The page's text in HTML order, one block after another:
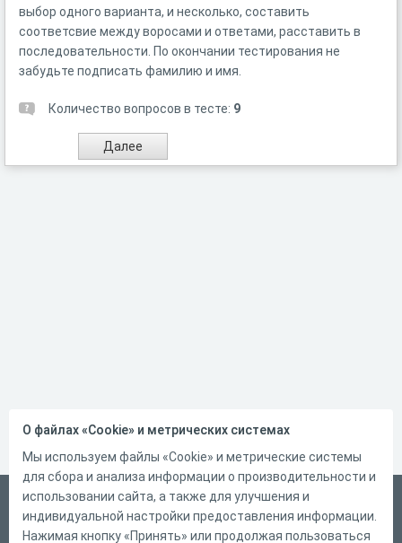
выбор одного варианта, и несколько, составить
соответсвие между воросами и ответами, расставить в
последовательности. По окончании тестирования не
забудьте подписать фамилию и имя.
Количество вопросов в тесте: 9
Русский
Справка
О файлах «Cookie» и метрических системах
Мы используем файлы «Cookie» и метрические системы
для сбора и анализа информации о производительности и
использовании сайта, а также для улучшения и
индивидуальной настройки предоставления информации.
Нажимая кнопку «Принять» или продолжая пользоваться